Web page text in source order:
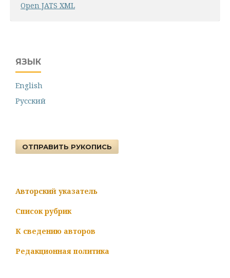
Open JATS XML
ЯЗЫК
English
Русский
ОТПРАВИТЬ РУКОПИСЬ
Авторский указатель
Список рубрик
К сведению авторов
Редакционная политика